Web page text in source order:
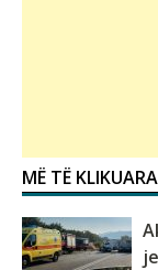
MË TË